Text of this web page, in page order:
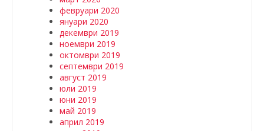
февруари 2020
януари 2020
декември 2019
ноември 2019
октомври 2019
септември 2019
август 2019
юли 2019
юни 2019
май 2019
април 2019